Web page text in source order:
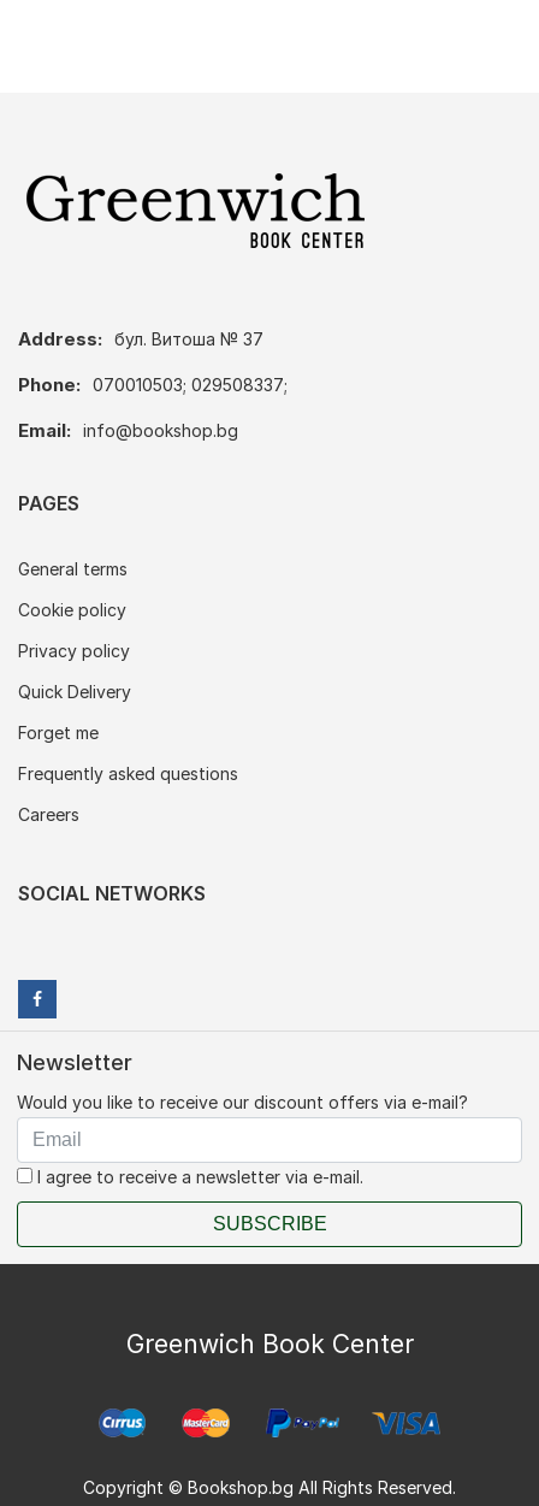
Address: бул. Витоша № 37
Phone: 070010503; 029508337;
Email: info@bookshop.bg
PAGES
General terms
Cookie policy
Privacy policy
Quick Delivery
Forget me
Frequently asked questions
Careers
SOCIAL NETWORKS
Newsletter
Would you like to receive our discount offers via e-mail?
I agree to receive a newsletter via e-mail.
SUBSCRIBE
Greenwich Book Center
Copyright © Bookshop.bg All Rights Reserved.